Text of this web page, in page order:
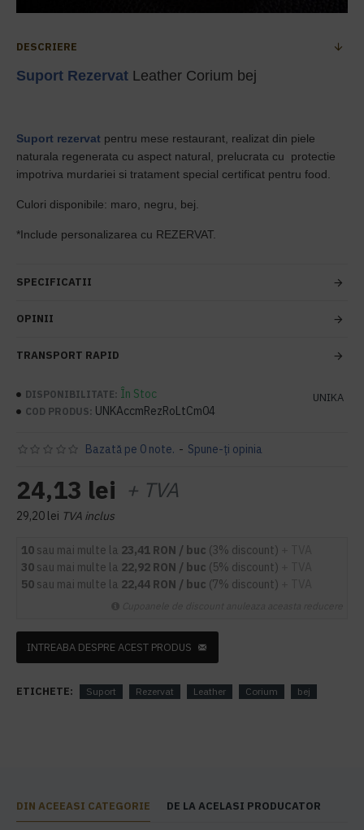
DESCRIERE
Suport Rezervat Leather Corium bej
Suport rezervat pentru mese restaurant, realizat din piele
naturala regenerata cu aspect natural, prelucrata cu protectie
impotriva murdariei si tratament special certificat pentru food.
Culori disponibile: maro, negru, bej.
*Include personalizarea cu REZERVAT.
SPECIFICATII
OPINII
TRANSPORT RAPID
DISPONIBILITATE: În Stoc
COD PRODUS: UNKAccmRezRoLtCm04
UNIKA
Bazată pe 0 note. - Spune-ţi opinia
24,13 lei + TVA
29,20 lei TVA inclus
10 sau mai multe la 23,41 RON / buc (3% discount)
30 sau mai multe la 22,92 RON / buc (5% discount)
50 sau mai multe la 22,44 RON / buc (7% discount)
INTREABA DESPRE ACEST PRODUS
ETICHETE: Suport Rezervat Leather Corium bej
DIN ACEEASI CATEGORIE DE LA ACELASI PRODUCATOR